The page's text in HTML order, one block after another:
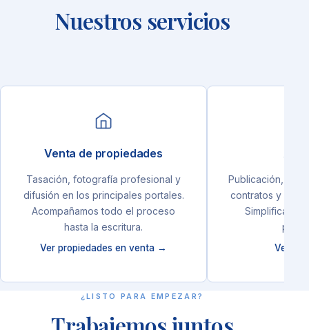
Nuestros servicios
Venta de propiedades
Tasación, fotografía profesional y
difusión en los principales portales.
Acompañamos todo el proceso
hasta la escritura.
Ver propiedades en venta →
Publicación,
contratos y
Ver
¿LISTO PARA EMPEZAR?